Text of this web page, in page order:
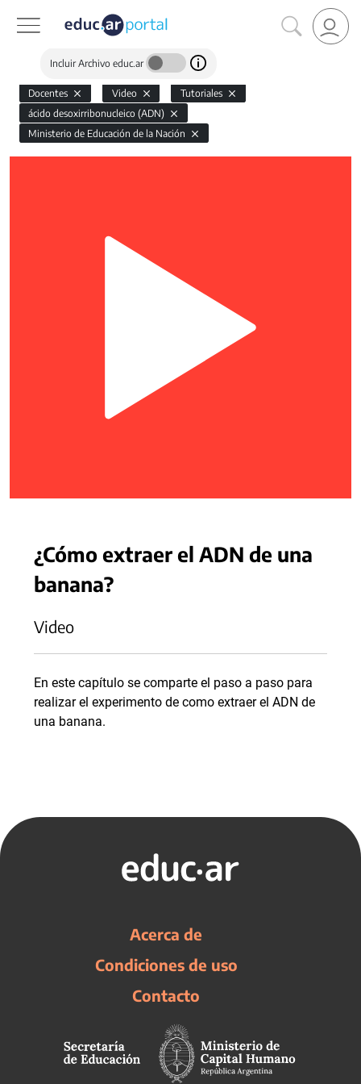
Incluir Archivo educ.ar
Docentes Video
Tutoriales
ácido desoxirribonucleico (ADN)
Ministerio de Educación de la Nación
¿Cómo extraer el ADN de una
banana?
Video
En este capítulo se comparte el paso a paso para
realizar el experimento de como extraer el ADN de
una banana.
Acerca de
Condiciones de uso
Contacto